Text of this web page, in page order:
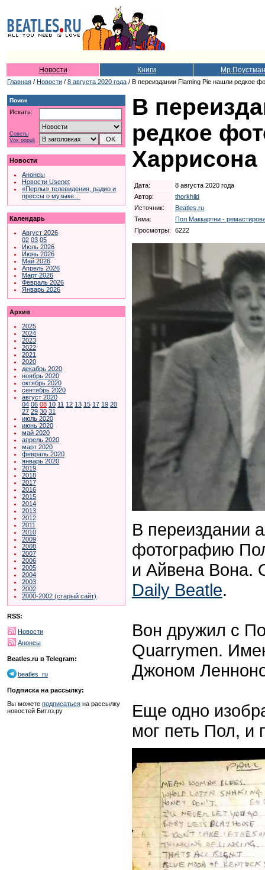
Новости Книги Мр.Поустман
Главная / Новости / 8 августа 2020 года / В переиздании Flaming Pie нашли редкое
Поиск
Искать:
Советы
Vox populi
Новости
Анонсы
Новости Usenet
«Перлы» телевидения, радио и
прессы о музыке…
Календарь
Август 2026
02 03 05
Июль 2026
Июнь 2026
Май 2026
Апрель 2026
Март 2026
Февраль 2026
Январь 2026
Архив
2025
2024
2023
2022
2021
2020
декабрь 2020
ноябрь 2020
октябрь 2020
сентябрь 2020
август 2020
04 06 08 10 11 12 13 15 17 19 20
27 29 30 31
июль 2020
июнь 2020
май 2020
апрель 2020
март 2020
февраль 2020
январь 2020
2019
2018
2017
2016
2015
2014
2013
2012
2011
2010
2009
2008
2007
2006
2005
2004
2003
2002
2000-2002 (старый сайт)
RSS:
Новости
Анонсы
Beatles.ru в Telegram:
beatles_ru
Подписка на рассылку:
Вы можете подписаться на рассылку
новостей Битлз.ру
В
редкое
Харрисона
Дата:
8 августа 2020 года
Автор:
thorkhild
Источник:
Beatles.ru
Тема:
Пол Маккартни -
Просмотры:
6222
В переиздании
фотографию
и Айвена Вона.
Daily Beatle.
Вон дружил с
Quarrymen.
Джоном
Еще одно
мог петь Пол, и